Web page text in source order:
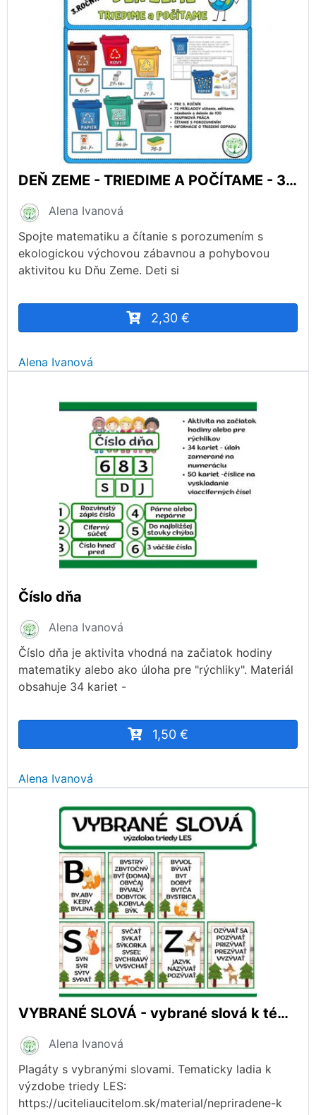
DEŇ ZEME - TRIEDIME A POČÍTAME - 3.ROČNÍK
Alena Ivanová
Spojte matematiku a čítanie s porozumením s
ekologickou výchovou zábavnou a pohybovou
aktivitou ku Dňu Zeme. Deti si
2,30 €
Alena Ivanová
Číslo dňa
Alena Ivanová
Číslo dňa je aktivita vhodná na začiatok hodiny
matematiky alebo ako úloha pre "rýchliky". Materiál
obsahuje 34 kariet -
1,50 €
Alena Ivanová
VYBRANÉ SLOVÁ - vybrané slová k téme LES
Alena Ivanová
Plagáty s vybranými slovami. Tematicky ladia k
výzdobe triedy LES:
https://uciteliaucitelom.sk/material/nepriradene-k